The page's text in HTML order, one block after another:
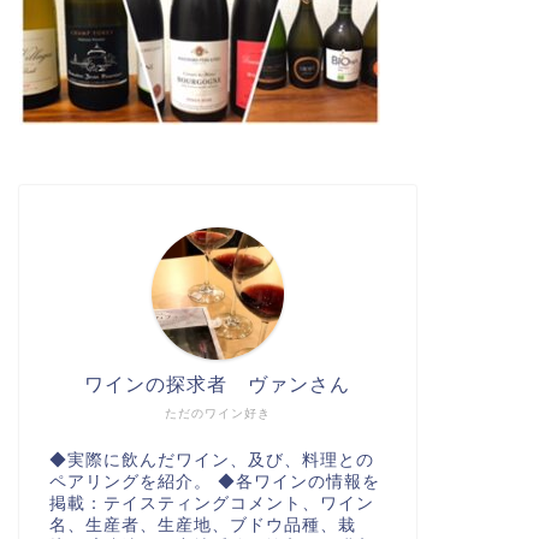
ただのワイン好き
ワインの探求者 ヴァンさん
◆実際に飲んだワイン、及び、料理との
ペアリングを紹介。 ◆各ワインの情報を
掲載：テイスティングコメント、ワイン
名、生産者、生産地、ブドウ品種、栽